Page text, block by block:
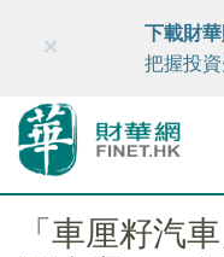
財華智庫網
×
下載財
把握投
「車厘籽汽